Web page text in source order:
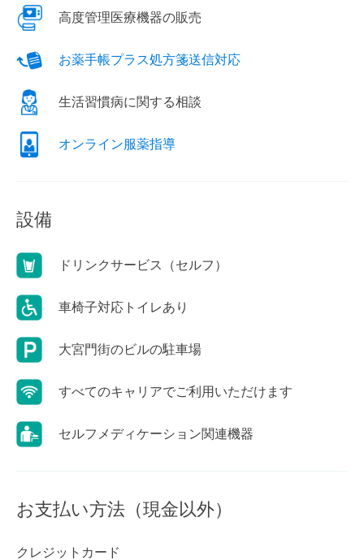
高度管理医療機器の販売
お薬手帳プラス処方箋送信対応
生活習慣病に関する相談
オンライン服薬指導
設備
ドリンクサービス（セルフ）
車椅子対応トイレあり
大宮門街のビルの駐車場
すべてのキャリアでご利用いただけます
セルフメディケーション関連機器
お支払い方法（現金以外）
クレジットカード